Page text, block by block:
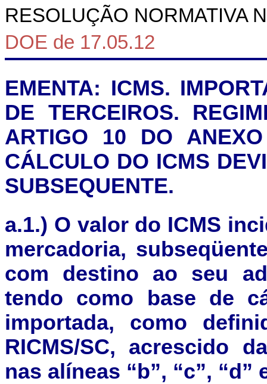
RESOLUÇÃO NORMATIVA
DOE de 17.05.12
EMENTA: ICMS.
DE TERCEIROS.
ARTIGO 10 DO
CÁLCULO DO ICMS
SUBSEQUENTE.
a.1.) O valor do ICMS
mercadoria,
com destino ao seu
tendo como base de
importada, como
RICMS/SC, acrescido
nas alíneas “b”, “c”, “d”